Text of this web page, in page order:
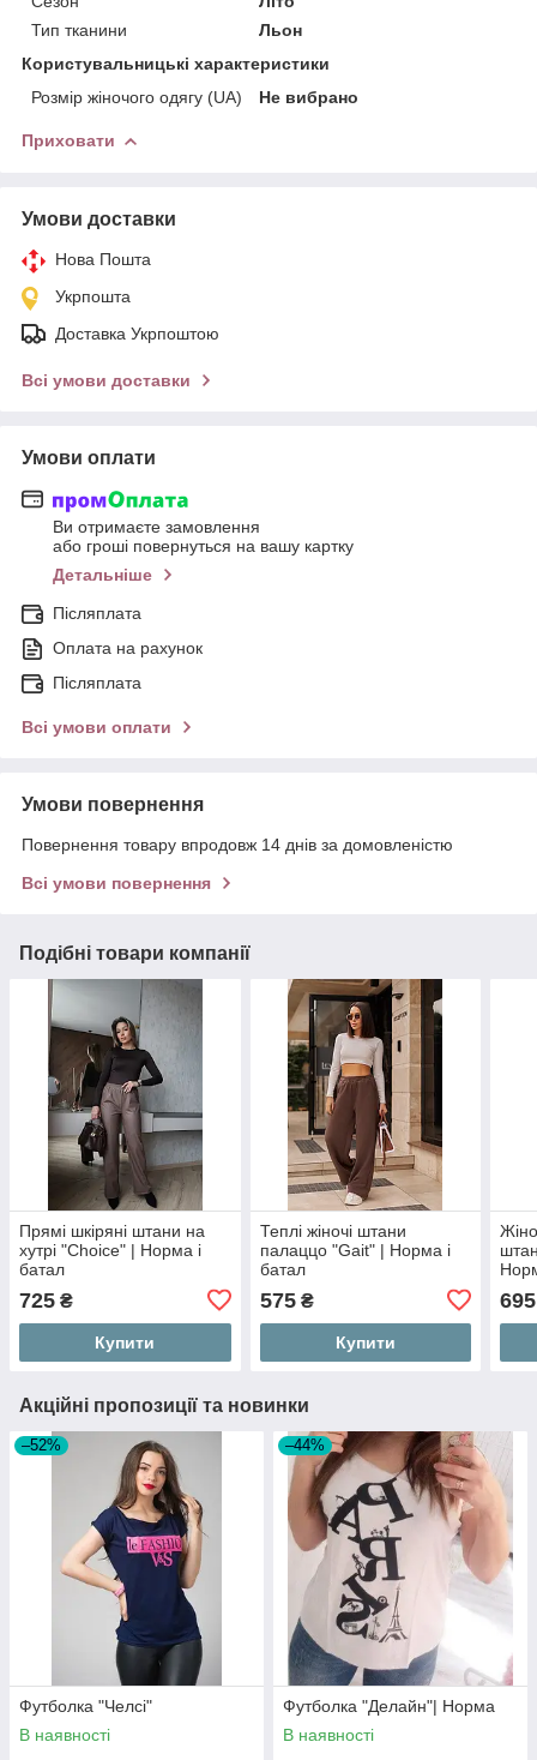
Тип тканини
Льон
Користувальницькі характеристики
Розмір жіночого одягу (UA)
Не вибрано
Приховати
Умови доставки
Нова Пошта
Укрпошта
Доставка Укрпоштою
Всі умови доставки
Умови оплати
Ви отримаєте замовлення
або гроші повернуться на вашу картку
Детальніше
Післяплата
Оплата на рахунок
Післяплата
Всі умови оплати
Умови повернення
Повернення товару впродовж 14 днів за домовленістю
Всі умови повернення
Подібні товари компанії
Прямі шкіряні штани на
хутрі "Choice" | Норма і
батал
725 ₴
Купити
Теплі жіночі штани
палаццо "Gait" | Норма і
батал
575₴
Купити
695
Акційні пропозиції та новинки
–52%
Футболка "Челсі"
В наявності
–44%
Футболка "Делайн"| Норма
В наявності